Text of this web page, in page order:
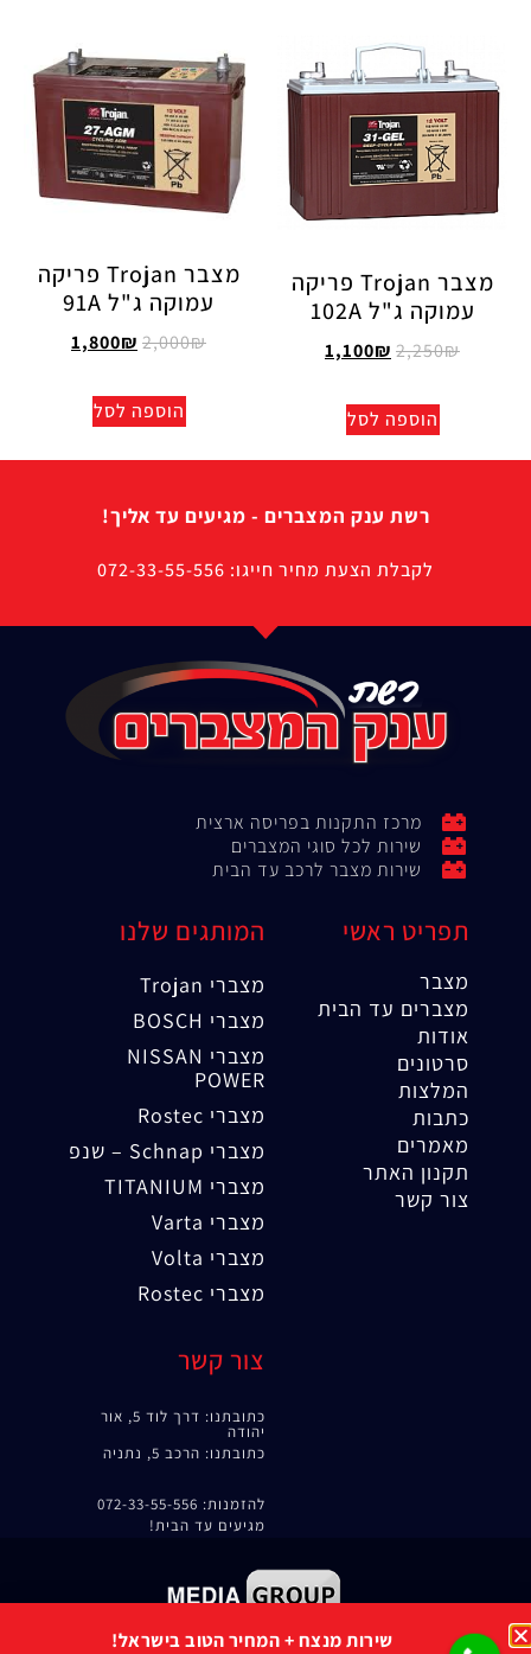
מצבר Trojan פריקה
עמוקה ג"ל 102A
2,250₪
1,100₪
הוספה לסל
מצבר Trojan פריקה
עמוקה ג"ל 91A
2,000₪
1,800₪
הוספה לסל
רשת ענק המצברים - מגיעים עד אליך!
לקבלת הצעת מחיר חייגו: 072-33-55-556
מרכז התקנות בפריסה ארצית
שירות לכל סוגי המצברים
שירות מצבר לרכב עד הבית
תפריט ראשי
מצבר
מצברים עד הבית
אודות
סרטונים
המלצות
כתבות
מאמרים
תקנון האתר
צור קשר
המותגים שלנו
מצברי Trojan
מצברי BOSCH
מצברי NISSAN
POWER
מצברי Rostec
מצברי Schnap – שנפ
מצברי TITANIUM
מצברי Varta
מצברי Volta
מצברי Rostec
צור קשר
כתובתנו: דרך לוד 5, אור
יהודה
כתובתנו: הרכב 5, נתניה
להזמנות: 072-33-55-556
מגיעים עד הבית!
קידום אורגני|קידום אתרים
שירות מנצח + המחיר הטוב בישראל!